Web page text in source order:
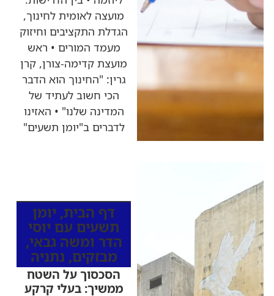
מועצה לאומית לחינוך,
הגדלת התקציבים וחיזוק
מעמד המורים • ראש
מועצת קדימה-צורן, קרן
גרין: "החינוך הוא הדבר
הכי חשוב לעתיד של
המדינה שלנו" • האזינו
לדברים ב"יומן תשעים"
דף הבית, יומן
תשעים עם יוסי
הדר ומשה גבאי,
מבזקים, נתניה
הסכסוך על השטח
ממשיך: בעלי קרקע